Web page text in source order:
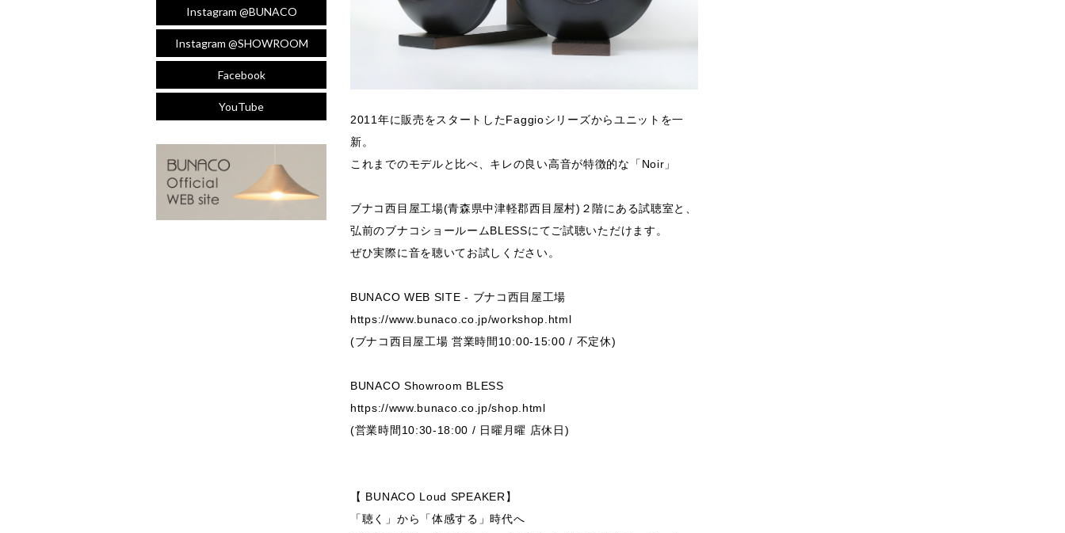
2011年に販売をスタートしたFaggioシリーズからユニットを一
新。
これまでのモデルと比べ、キレの良い高音が特徴的な「Noir」
ブナコ西目屋工場(青森県中津軽郡西目屋村)２階にある試聴室と、
弘前のブナコショールームBLESSにてご試聴いただけます。
ぜひ実際に音を聴いてお試しください。
BUNACO WEB SITE - ブナコ西目屋工場
https://www.bunaco.co.jp/workshop.html
(ブナコ西目屋工場 営業時間10:00-15:00 / 不定休)
BUNACO Showroom BLESS
https://www.bunaco.co.jp/shop.html
(営業時間10:30-18:00 / 日曜月曜 店休日)
【 BUNACO Loud SPEAKER】
「聴く」から「体感する」時代へ
Instagram @BUNACO
Instagram @SHOWROOM
Facebook
YouTube